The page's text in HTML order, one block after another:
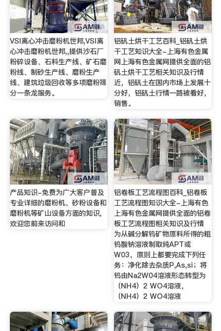
VSI离心冲击磨粉机世邦,VSI离
心冲击磨粉机世邦,,提供沙石厂
粉碎设备、石料生产线、矿石磨
粉线、制砂生产线、磨粉生产
线、建筑垃圾回收等多项磨粉筛
分一条龙服务。
铝矾土烘干工艺百科_铝矾土烘
干工艺知识大全-上海有色金属
网上海有色金属网提供全面的铝
矾土烘干工艺相关知识及行情
近，铝矾土在国内市场上发展十
分好，铝矾土行情一路被看好，
销售。
产品知识-免费为广大客户普及
专业详细的磨粉机、砂粉设备和
磨粉机等矿山设备方面的知识,
欢迎您前来访问和
铝卷板工艺流程图百科_铝卷板
工艺流程图知识大全-上海有色
上海有色金属网提供全面的铝卷
板工艺流程图相关知识及行情
为从碱分解钨矿物原料所得的粗
钨酸钠溶液制取纯APT或
W03，原则上都要完成下列任
务：净化除去杂质P,As,si；将
钨由Na2W04溶液形态转型为
（NH4）2 WO4溶液，
（NH4）2 WO4溶液